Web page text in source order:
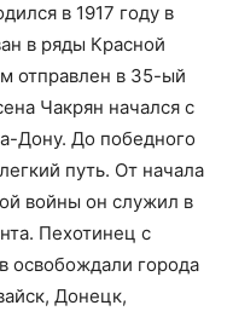
в 1917 году в
в ряды Красной
отправлен в 35-ый
Чакрян начался с
Дону. До победного
путь. От начала
войны он служил в
Пехотинец с
освобождали города
Донецк,